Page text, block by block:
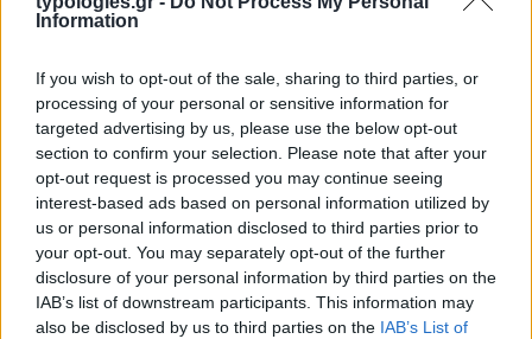
Information
If you wish to opt-out of the sale, sharing to third parties, or
processing of your personal or sensitive information for
targeted advertising by us, please use the below opt-out
section to confirm your selection. Please note that after your
opt-out request is processed you may continue seeing
interest-based ads based on personal information utilized by
us or personal information disclosed to third parties prior to
your opt-out. You may separately opt-out of the further
disclosure of your personal information by third parties on the
IAB’s list of downstream participants. This information may
also be disclosed by us to third parties on the IAB’s List of